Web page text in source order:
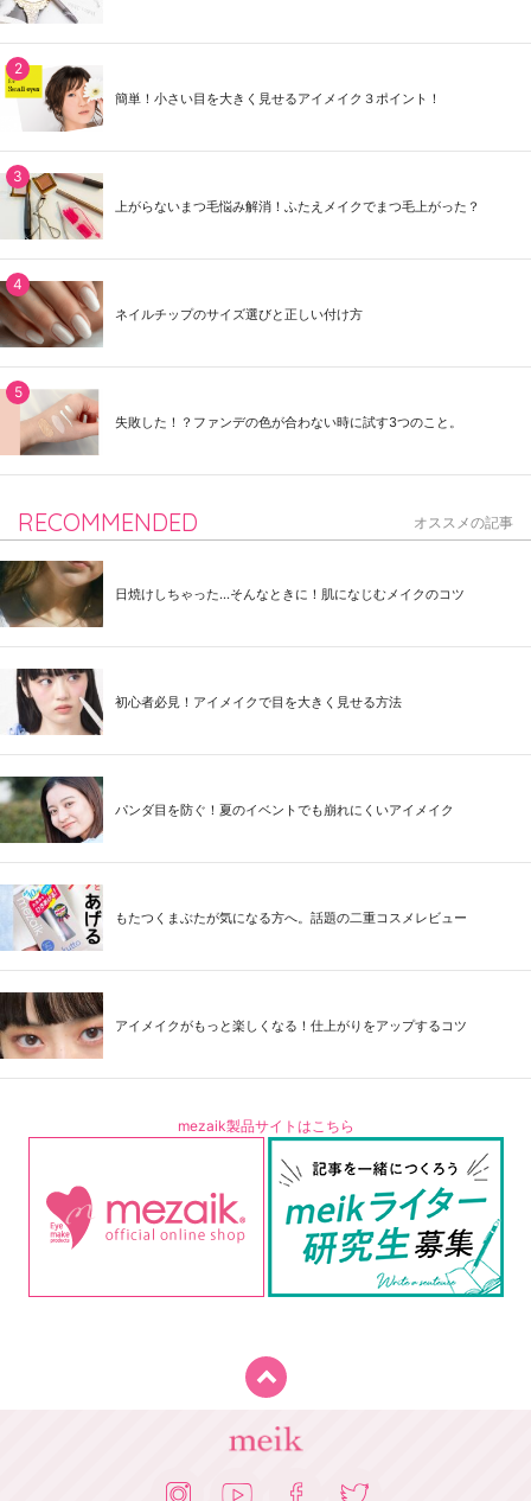
簡単！小さい目を大きく見せるアイメイク３ポイント！
上がらないまつ毛悩み解消！ふたえメイクでまつ毛上がった？
ネイルチップのサイズ選びと正しい付け方
失敗した！？ファンデの色が合わない時に試す3つのこと。
RECOMMENDED オススメの記事
日焼けしちゃった...そんなときに！肌になじむメイクのコツ
初心者必見！アイメイクで目を大きく見せる方法
パンダ目を防ぐ！夏のイベントでも崩れにくいアイメイク
もたつくまぶたが気になる方へ。話題の二重コスメレビュー
アイメイクがもっと楽しくなる！仕上がりをアップするコツ
mezaik製品サイトはこちら